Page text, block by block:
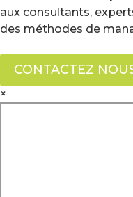
aux consultants,
des méthodes de
CONTACTEZ
×